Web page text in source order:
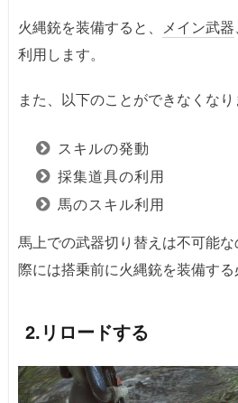
火縄銃を装備すると、 メイン武器、
利用します。
また、以下のことができなくなり
スキルの発動
採集道具の利用
馬のスキル利用
馬上での武器切り替えは不可能
際には搭乗前に火縄銃を装備する
2.リロードする